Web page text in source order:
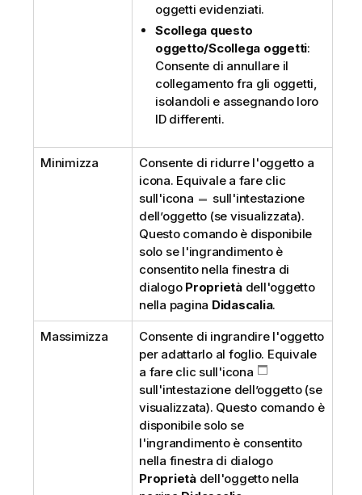
oggetti evidenziati.
Scollega questo
oggetto/Scollega oggetti:
Consente di annullare il
collegamento fra gli oggetti,
isolandoli e assegnando loro
ID differenti.
Minimizza
Consente di ridurre l'oggetto a
icona. Equivale a fare clic
sull'icona
sull'intestazione
dell’oggetto (se visualizzata).
Questo comando è disponibile
solo se l'ingrandimento è
consentito nella finestra di
dialogo Proprietàdell'oggetto
nella pagina Didascalia.
Massimizza
Consente di ingrandire l'oggetto
per adattarlo al foglio. Equivale
a fare clic sull'icona
sull'intestazione dell’oggetto (se
visualizzata). Questo comando è
disponibile solo se
l'ingrandimento è consentito
nella finestra di dialogo
Proprietàdell'oggetto nella